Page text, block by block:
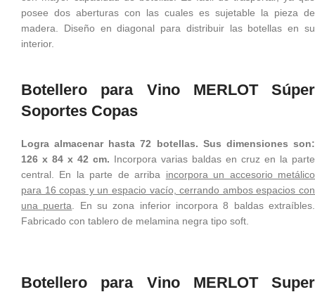
posee dos aberturas con las cuales es sujetable la pieza de
madera. Diseño en diagonal para distribuir las botellas en su
interior.
Botellero para Vino MERLOT Súper
Soportes Copas
Logra almacenar hasta 72 botellas. Sus dimensiones son:
126 x 84 x 42 cm. Incorpora varias baldas en cruz en la parte
central. En la parte de arriba incorpora un accesorio metálico
para 16 copas y un espacio vacío, cerrando ambos espacios con
una puerta . En su zona inferior incorpora 8 baldas extraíbles.
Fabricado con tablero de melamina negra tipo soft.
Botellero para Vino MERLOT Super